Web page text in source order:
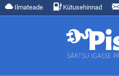
Ilmateade Kütusehinnad